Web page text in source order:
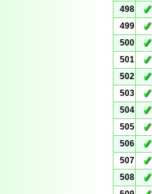
498
✓
499
✓
500
✓
501
✓
502
✓
503
✓
504
✓
505
✓
506
✓
507
✓
508
✓